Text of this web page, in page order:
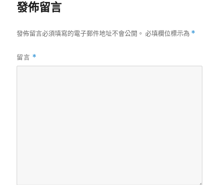
發佈留言
發佈留言必須填寫的電子郵件地址不會公開。 必填欄位標示為 *
留言 *